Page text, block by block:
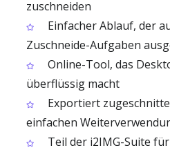
zuschneiden
Einfacher Ablauf, der
Zuschneide-Aufgaben
Online-Tool, das
überflüssig macht
Exportiert
einfachen
Teil der i2IMG-Suite